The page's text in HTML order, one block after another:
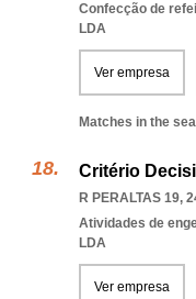
Confecção de
LDA
Ver empresa
Matches in the
Critério
R PERALTAS 19,
Atividades de
LDA
Ver empresa